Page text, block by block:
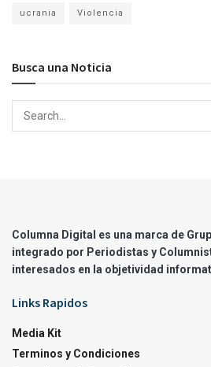
ucrania Violencia
Busca una Noticia
Columna Digital es una marca de
integrado por Periodistas y
interesados en la objetividad
Links Rapidos
Media Kit
Terminos y Condiciones